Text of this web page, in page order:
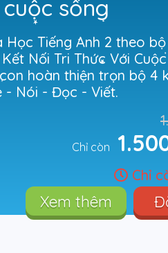
sống
Học Tiếng Anh 2 theo bộ
Nối Tri Thức Với
hoàn thiện trọn bộ 4
- Nói - Đọc - Viết.
Chỉ còn
Chỉ
Xem thêm